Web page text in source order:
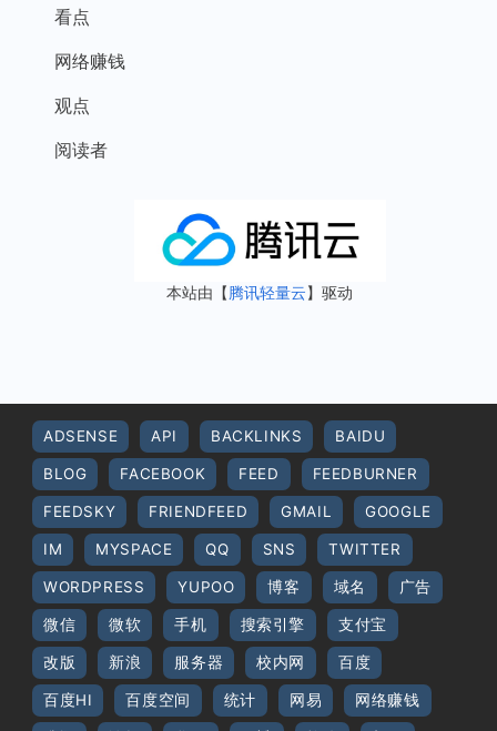
看点
网络赚钱
观点
阅读者
本站由【腾讯轻量云】驱动
ADSENSE API BACKLINKS BAIDU
BLOG FACEBOOK FEED FEEDBURNER
FEEDSKY FRIENDFEED GMAIL GOOGLE
IM MYSPACE QQ SNS TWITTER
WORDPRESS YUPOO 博客 域名 广告
微信 微软 手机 搜索引擎 支付宝
改版 新浪 服务器 校内网 百度
百度HI 百度空间 统计 网易 网络赚钱